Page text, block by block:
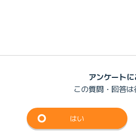
アンケート
この質問・回答は
はい